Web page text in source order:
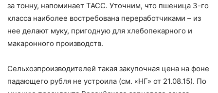
за тонну, напоминает ТАСС. Уточним, что пшеница 3-го
класса наиболее востребована переработчиками – из
нее делают муку, пригодную для хлебопекарного и
макаронного производств.
Сельхозпроизводителей такая закупочная цена на фоне
падающего рубля не устроила (см. «НГ» от 21.08.15). По